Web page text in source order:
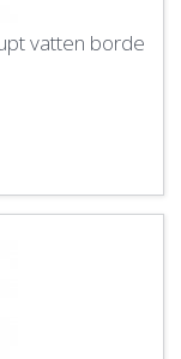
vatten borde